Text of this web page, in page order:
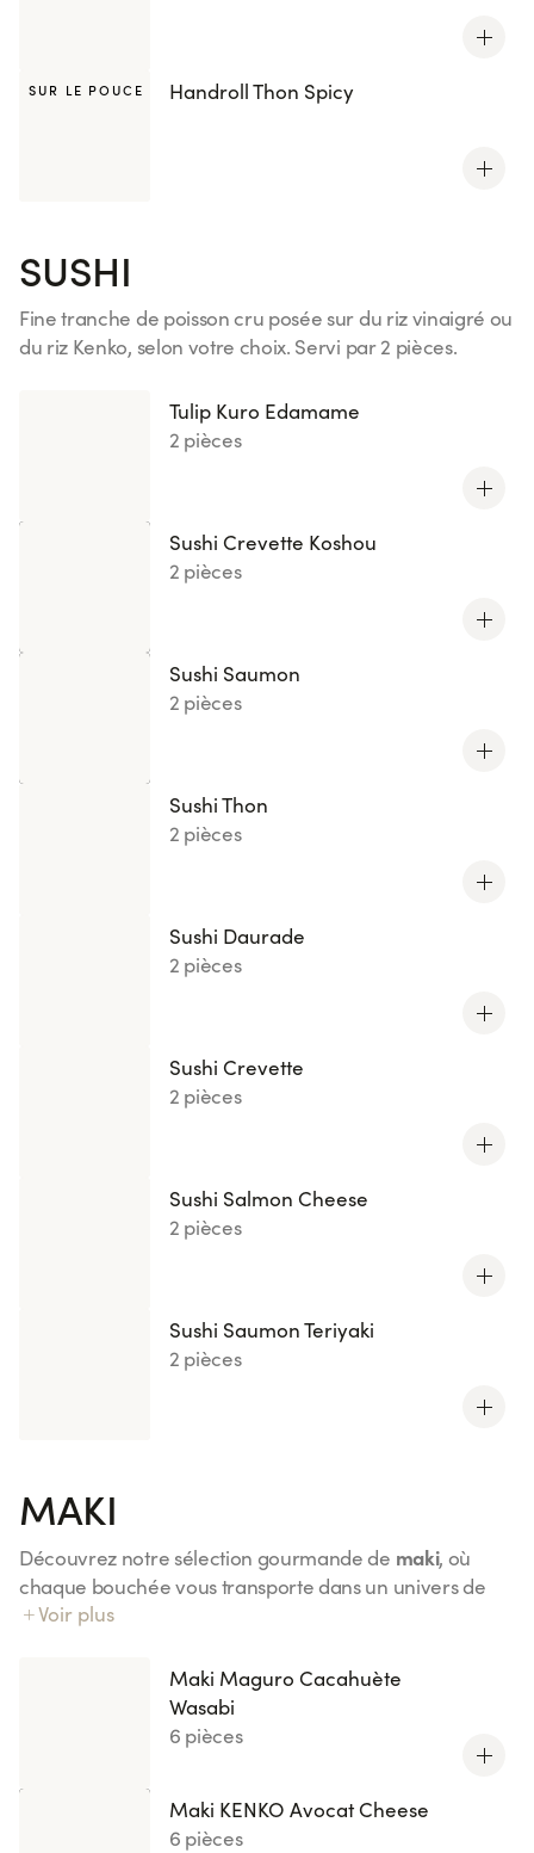
SUR LE POUCE Handroll Thon Spicy
SUSHI
Fine tranche de poisson cru posée sur du riz vinaigré ou
du riz Kenko, selon votre choix. Servi par 2 pièces.
Tulip Kuro Edamame
2 pièces
Sushi Crevette Koshou
2 pièces
Sushi Saumon
2 pièces
Sushi Thon
2 pièces
Sushi Daurade
2 pièces
Sushi Crevette
2 pièces
Sushi Salmon Cheese
2 pièces
Sushi Saumon Teriyaki
2 pièces
MAKI
Découvrez notre sélection gourmande de maki, où
chaque bouchée vous transporte dans un univers de
saveurs uniques. Du classique
par l'harmonie parfaite entre ingrédients frais et
textures délicates. Chaque recette est une création
originale revisitée par nos chefs.
et offrez-vous une expérience
culinaire raffinée et créative.
Voir plus
Maki Maguro Cacahuète
Wasabi
6 pièces
Maki KENKO Avocat Cheese
6 pièces